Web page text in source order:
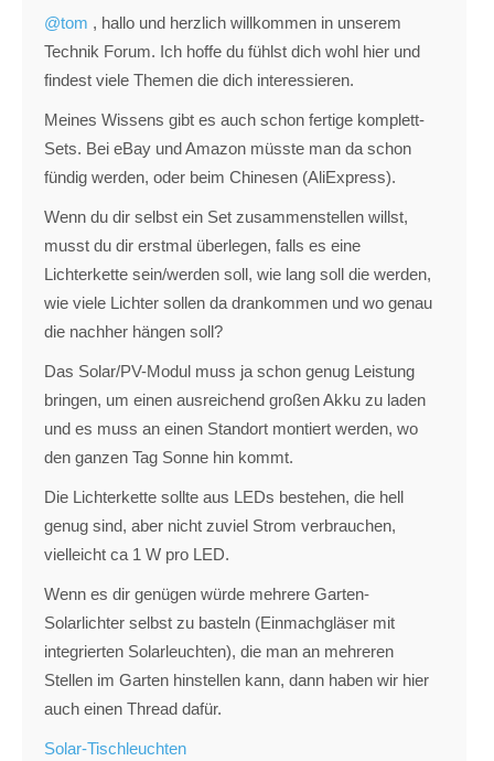
@tom , hallo und herzlich willkommen in unserem
Technik Forum. Ich hoffe du fühlst dich wohl hier und
findest viele Themen die dich interessieren.
Meines Wissens gibt es auch schon fertige komplett-
Sets. Bei eBay und Amazon müsste man da schon
fündig werden, oder beim Chinesen (AliExpress).
Wenn du dir selbst ein Set zusammenstellen willst,
musst du dir erstmal überlegen, falls es eine
Lichterkette sein/werden soll, wie lang soll die werden,
wie viele Lichter sollen da drankommen und wo genau
die nachher hängen soll?
Das Solar/PV-Modul muss ja schon genug Leistung
bringen, um einen ausreichend großen Akku zu laden
und es muss an einen Standort montiert werden, wo
den ganzen Tag Sonne hin kommt.
Die Lichterkette sollte aus LEDs bestehen, die hell
genug sind, aber nicht zuviel Strom verbrauchen,
vielleicht ca 1 W pro LED.
Wenn es dir genügen würde mehrere Garten-
Solarlichter selbst zu basteln (Einmachgläser mit
integrierten Solarleuchten), die man an mehreren
Stellen im Garten hinstellen kann, dann haben wir hier
auch einen Thread dafür.
Solar-Tischleuchten